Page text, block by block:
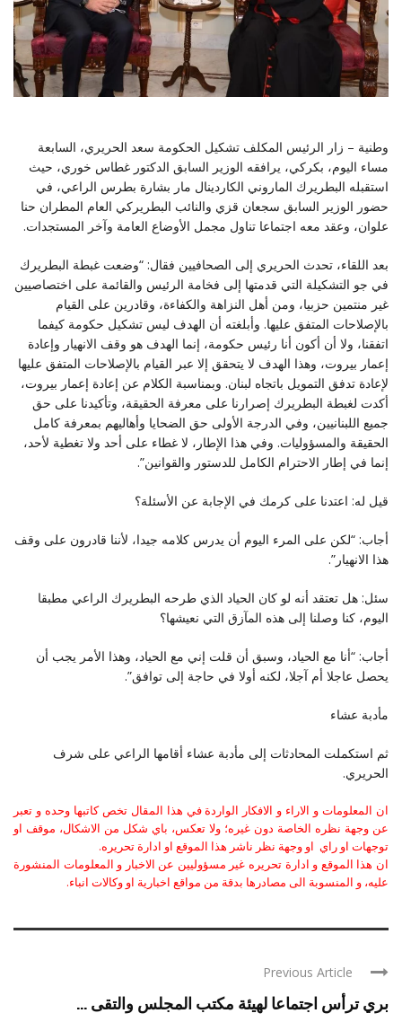
وطنية – زار الرئيس المكلف تشكيل الحكومة سعد الحريري، السابعة
مساء اليوم، بكركي، يرافقه الوزير السابق الدكتور غطاس خوري، حيث
استقبله البطريرك الماروني الكاردينال مار بشارة بطرس الراعي، في
حضور الوزير السابق سجعان قزي والنائب البطريركي العام المطران حنا
علوان، وعقد معه اجتماعا تناول مجمل الأوضاع العامة وآخر المستجدات.
بعد اللقاء، تحدث الحريري إلى الصحافيين فقال: “وضعت غبطة البطريرك
في جو التشكيلة التي قدمتها إلى فخامة الرئيس والقائمة على اختصاصيين
غير منتمين حزبيا، ومن أهل النزاهة والكفاءة، وقادرين على القيام
بالإصلاحات المتفق عليها. وأبلغته أن الهدف ليس تشكيل حكومة كيفما
اتفقنا، ولا أن أكون أنا رئيس حكومة، إنما الهدف هو وقف الانهيار وإعادة
إعمار بيروت، وهذا الهدف لا يتحقق إلا عبر القيام بالإصلاحات المتفق عليها
لإعادة تدفق التمويل باتجاه لبنان. وبمناسبة الكلام عن إعادة إعمار بيروت،
أكدت لغبطة البطريرك إصرارنا على معرفة الحقيقة، وتأكيدنا على حق
جميع اللبنانيين، وفي الدرجة الأولى حق الضحايا وأهاليهم بمعرفة كامل
الحقيقة والمسؤوليات. وفي هذا الإطار، لا غطاء على أحد ولا تغطية لأحد،
إنما في إطار الاحترام الكامل للدستور والقوانين”.
قيل له: اعتدنا على كرمك في الإجابة عن الأسئلة؟
أجاب: “لكن على المرء اليوم أن يدرس كلامه جيدا، لأننا قادرون على وقف
هذا الانهيار”.
سئل: هل تعتقد أنه لو كان الحياد الذي طرحه البطريرك الراعي مطبقا
اليوم، كنا وصلنا إلى هذه المآزق التي نعيشها؟
أجاب: “أنا مع الحياد، وسبق أن قلت إني مع الحياد، وهذا الأمر يجب أن
يحصل عاجلا أم آجلا، لكنه أولا في حاجة إلى توافق”.
مأدبة عشاء
ثم استكملت المحادثات إلى مأدبة عشاء أقامها الراعي على شرف
الحريري.
ان المعلومات و الاراء و الافكار الواردة في هذا المقال تخص كاتبها وحده و تعبر
عن وجهة نظره الخاصة دون غيره؛ ولا تعكس، باي شكل من الاشكال، موقف او
توجهات او راي او وجهة نظر ناشر هذا الموقع او ادارة تحريره.
ان هذا الموقع و ادارة تحريره غير مسؤوليين عن الاخبار و المعلومات المنشورة
عليه، و المنسوبة الى مصادرها بدقة من مواقع اخبارية او وكالات انباء.
Previous Article
بري ترأس اجتماعا لهيئة مكتب المجلس والتقى ...